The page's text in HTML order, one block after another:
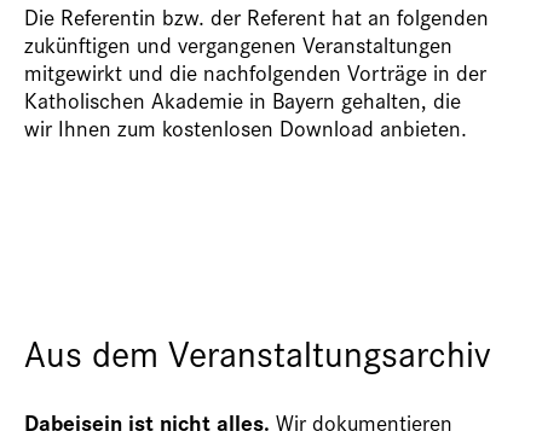
Die Referentin bzw. der Referent hat an folgenden
zukünftigen und vergangenen Veranstaltungen
mitgewirkt und die nachfolgenden Vorträge in der
Katholischen Akademie in Bayern gehalten, die
wir Ihnen zum kostenlosen Download anbieten.
Aus dem Veranstaltungsarchiv
Dabeisein ist nicht alles. Wir dokumentieren